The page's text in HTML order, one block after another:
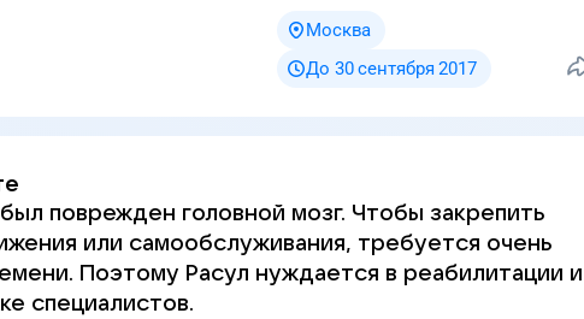
Москва
До 30 сентября 2017
поврежден головной мозг. Чтобы закрепить
или самообслуживания, требуется очень
Поэтому Расул нуждается в реабилитации и
специалистов.